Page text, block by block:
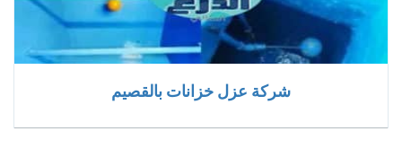
شركة عزل خزانات بالقصيم